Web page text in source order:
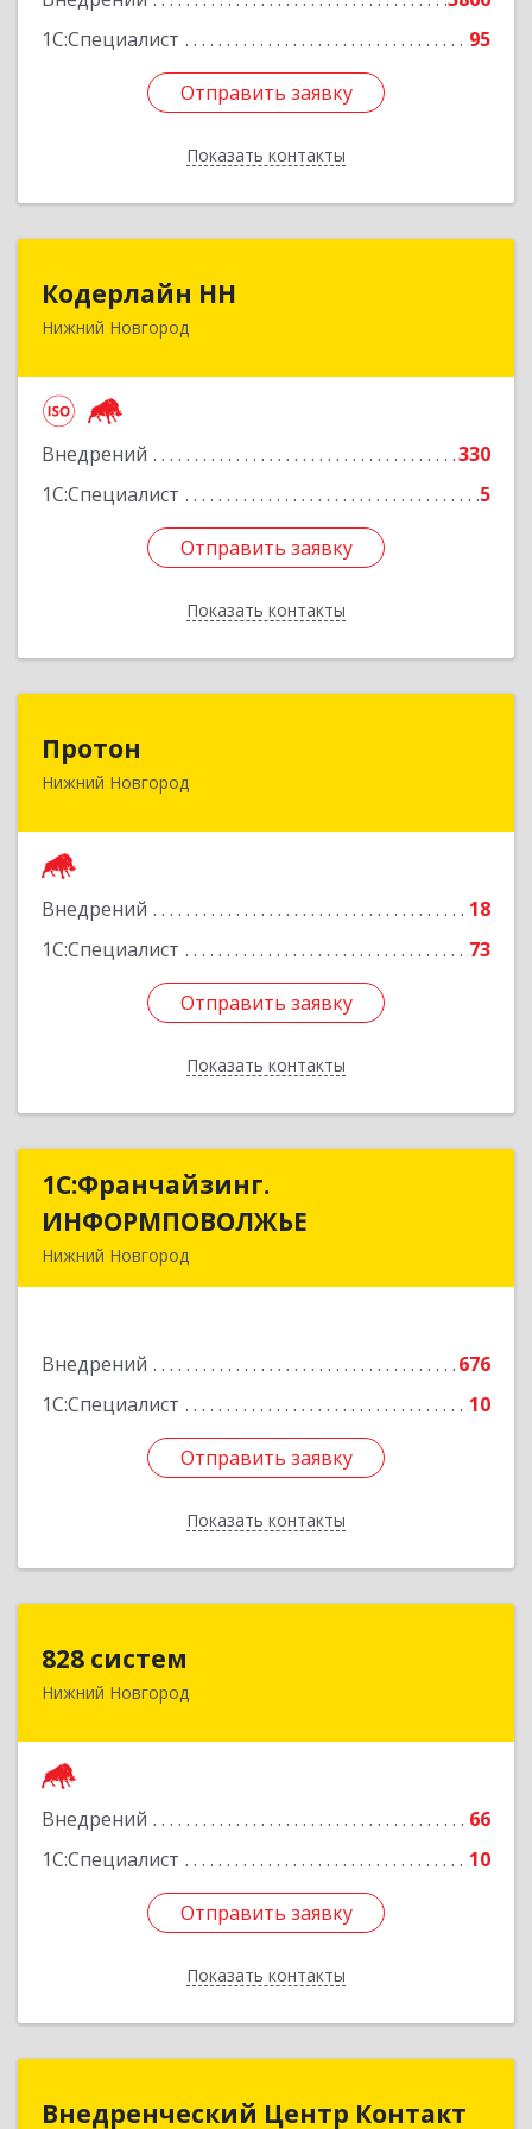
1С:Специалист
95
Отправить заявку
Показать контакты
Отправить заявку
Назад
Кодерлайн НН
Нижний Новгород
Внедрений
330
1С:Специалист
5
Отправить заявку
Показать контакты
603011, Нижегородская обл, Нижний Новгород
Подробнее
Отправить заявку
Назад
Протон
Нижний Новгород
Внедрений
18
1С:Специалист
73
Отправить заявку
Показать контакты
603163, Нижегородская обл, Нижний Новгород
Отправить заявку
Назад
1С:Франчайзинг.
ИНФОРМПОВОЛЖЬЕ
Нижний Новгород
Внедрений
676
1С:Специалист
10
Отправить заявку
Показать контакты
1С:Франчайзинг.
ИНФОРМПОВОЛЖЬЕ
Подробнее
Отправить заявку
Назад
828 систем
Нижний Новгород
Внедрений
66
1С:Специалист
10
Отправить заявку
Показать контакты
603006, Нижегородская обл, Нижний Новгород
Отправить заявку
Назад
Внедренческий Центр Контакт
Внедренческий Центр Контакт